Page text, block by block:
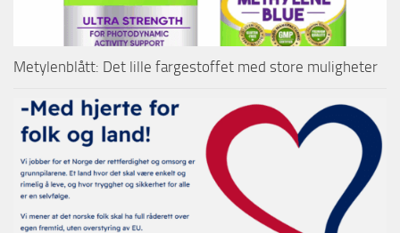
Metylenblått: Det lille fargestoffet med store muligheter